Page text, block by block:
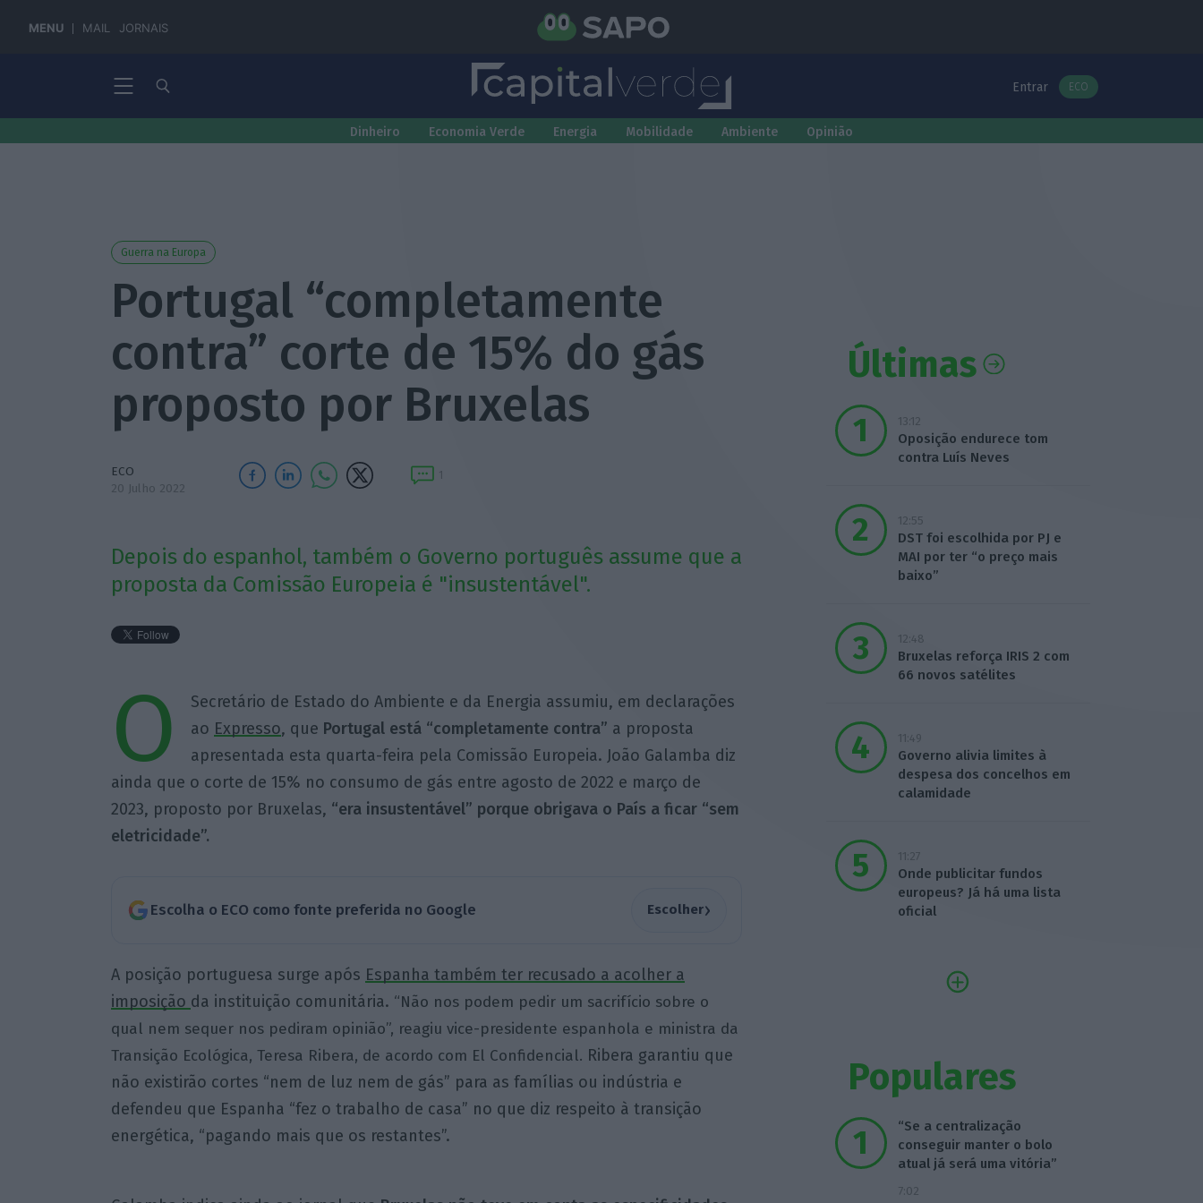
MENU MAIL JORNAIS
Entrar ECO
Dinheiro Economia Verde Energia Mobilidade Ambiente Opinião
Guerra na Europa
Portugal “completamente
contra” corte de 15% do gás
proposto por Bruxelas
ECO
20 Julho 2022
1
Depois do espanhol, também o Governo português assume que a
proposta da Comissão Europeia é "insustentável".
O
Secretário de Estado do Ambiente e da Energia assumiu, em declarações
ao Expresso, que Portugal está “completamente contra” a proposta
apresentada esta quarta-feira pela Comissão Europeia. João Galamba diz
ainda que o corte de 15% no consumo de gás entre agosto de 2022 e março de
2023, proposto por Bruxelas, “era insustentável” porque obrigava o País a ficar “sem
eletricidade”.
Escolha o ECO como fonte preferida no Google Escolher›
A posição portuguesa surge após Espanha também ter recusado a acolher a
imposição da instituição comunitária. “Não nos podem pedir um sacrifício sobre o
qual nem sequer nos pediram opinião”, reagiu vice-presidente espanhola e ministra da
Transição Ecológica, Teresa Ribera, de acordo com El Confidencial. Ribera garantiu que
não existirão cortes “nem de luz nem de gás” para as famílias ou indústria e
defendeu que Espanha “fez o trabalho de casa” no que diz respeito à transição
energética, “pagando mais que os restantes”.
Últimas
13:12
Oposição endurece tom
contra Luís Neves
12:55
DST foi escolhida por PJ e
MAI por ter “o preço mais
baixo”
12:48
Bruxelas reforça IRIS 2 com
66 novos satélites
11:49
Governo alivia limites à
despesa dos concelhos em
calamidade
11:27
Onde publicitar fundos
europeus? Já há uma lista
oficial
Populares
“Se a centralização
conseguir manter o bolo
atual já será uma vitória”
7:02